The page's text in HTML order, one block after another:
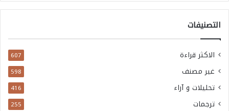
التصنيفات
الاكثر قراءة 607
غير مصنف 598
تحليلات و آراء 416
ترجمات 255